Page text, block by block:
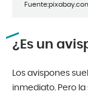
¿Es un
Los avispones
inmediato. Pero